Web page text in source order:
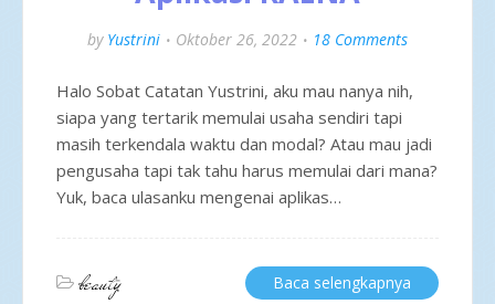
by Yustrini Oktober 26, 2022 18 Comments
Halo Sobat Catatan Yustrini, aku mau nanya nih,
siapa yang tertarik memulai usaha sendiri tapi
masih terkendala waktu dan modal? Atau mau jadi
pengusaha tapi tak tahu harus memulai dari mana?
Yuk, baca ulasanku mengenai aplikas…
beauty Baca selengkapnya